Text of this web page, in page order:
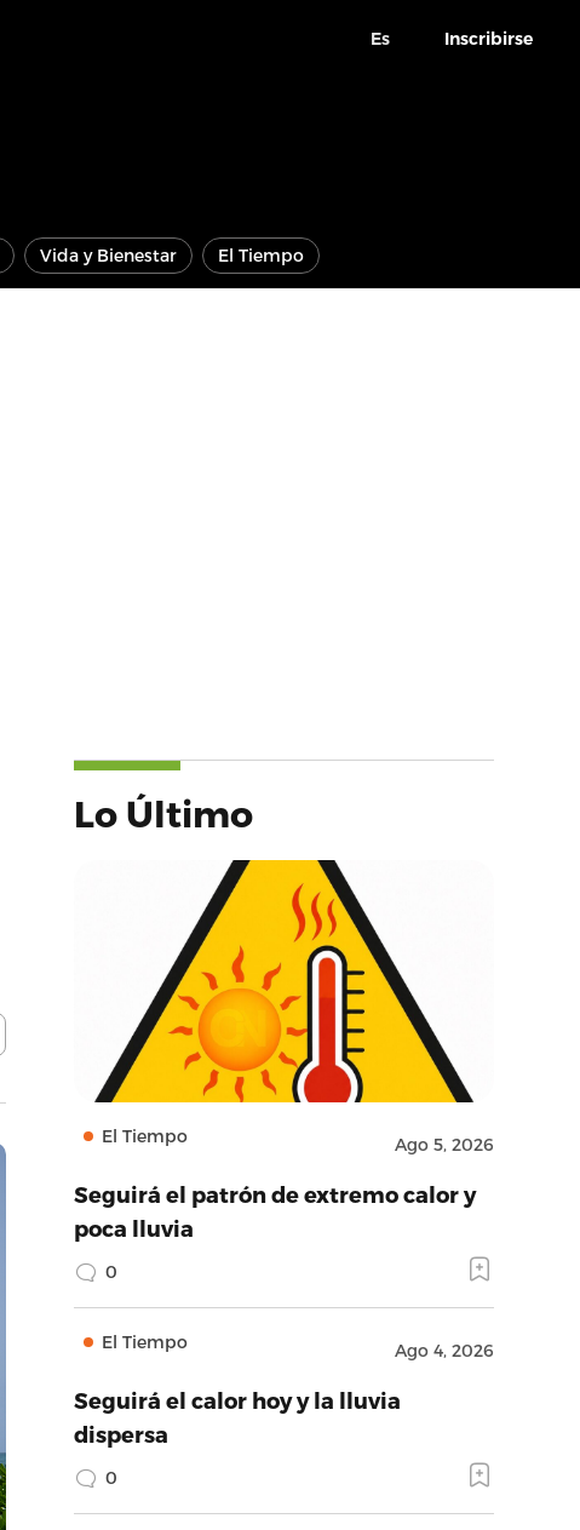
Es Inscribirse
Vida y Bienestar El Tiempo
Lo Último
El Tiempo Ago 5, 2026
Seguirá el patrón de extremo calor y
poca lluvia
0
El Tiempo Ago 4, 2026
Seguirá el calor hoy y la lluvia
dispersa
0